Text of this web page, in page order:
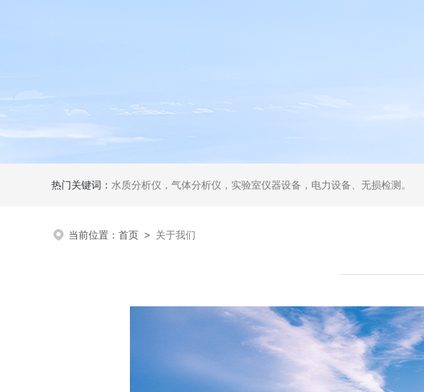
热门关键词： 水质分析仪，气体分析仪，实验室仪器设备，电力设备、无损检测。
当前位置： 首页 > 关于我们